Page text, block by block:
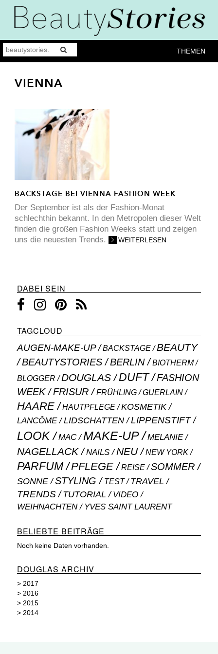
THEMEN
VIENNA
BACKSTAGE BEI VIENNA FASHION WEEK
Der September ist als der Fashion-Monat
schlechthin bekannt. In den Metropolen dieser Welt
finden die großen Fashion Weeks statt und zeigen
uns die neuesten Trends.
WEITERLESEN
DABEI SEIN
TAGCLOUD
AUGEN-MAKE-UP BACKSTAGE BEAUTY
BEAUTYSTORIES BERLIN
BIOTHERM
BLOGGER
DOUGLAS DUFT
FASHION
WEEK
FRISUR FRÜHLING GUERLAIN
HAARE HAUTPFLEGE
KOSMETIK
LANCÔME
LIDSCHATTEN LIPPENSTIFT
LOOK MAC MAKE-UP MELANIE
NAGELLACK NAILS NEU NEW YORK
PARFUM PFLEGE REISE SOMMER
SONNE STYLING TEST TRAVEL
TRENDS TUTORIAL VIDEO
WEIHNACHTEN YVES SAINT LAURENT
BELIEBTE BEITRÄGE
Noch keine Daten vorhanden.
DOUGLAS ARCHIV
> 2017
> 2016
> 2015
> 2014